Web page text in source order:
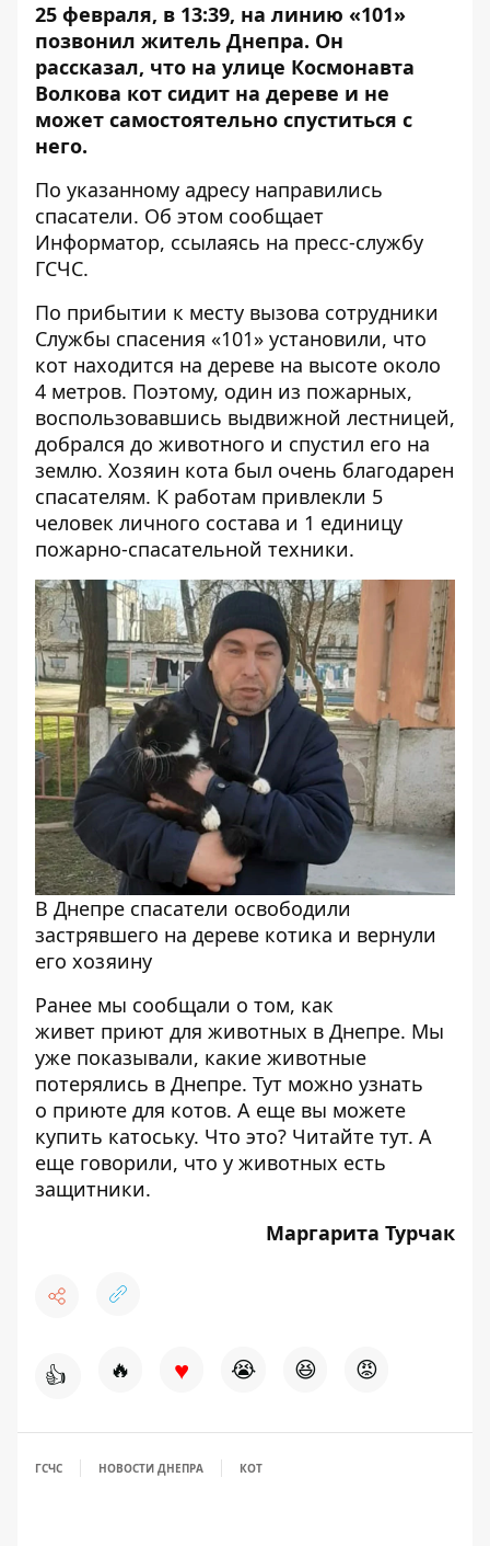
25 февраля, в 13:39, на линию «101»
позвонил житель Днепра. Он
рассказал, что на улице Космонавта
Волкова кот сидит на дереве и не
может самостоятельно спуститься с
него.
По указанному адресу направились
спасатели. Об этом сообщает
Информатор, ссылаясь на пресс-службу
ГСЧС.
По прибытии к месту вызова сотрудники
Службы спасения «101» установили, что
кот находится на дереве на высоте около
4 метров. Поэтому, один из пожарных,
воспользовавшись выдвижной лестницей,
добрался до животного и спустил его на
землю. Хозяин кота был очень благодарен
спасателям. К работам привлекли 5
человек личного состава и 1 единицу
пожарно-спасательной техники.
В Днепре спасатели освободили
застрявшего на дереве котика и вернули
его хозяину
Ранее мы сообщали о том, как
живет приют для животных в Днепре. Мы
уже показывали, какие животные
потерялись в Днепре. Тут можно узнать
о приюте для котов. А еще вы можете
купить катоську. Что это? Читайте тут. А
еще говорили, что у животных есть
защитники.
Маргарита Турчак
👍 🔥 ♥ 😭 😆 😡
ГСЧС НОВОСТИ ДНЕПРА КОТ